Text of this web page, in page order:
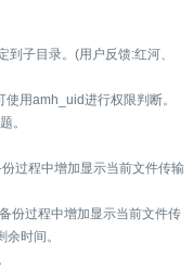
子目录。(用户反馈:红河、
用amh_uid进行权限判断。
。
过程中增加显示当前文件传输
份过程中增加显示当前文件传
时间。